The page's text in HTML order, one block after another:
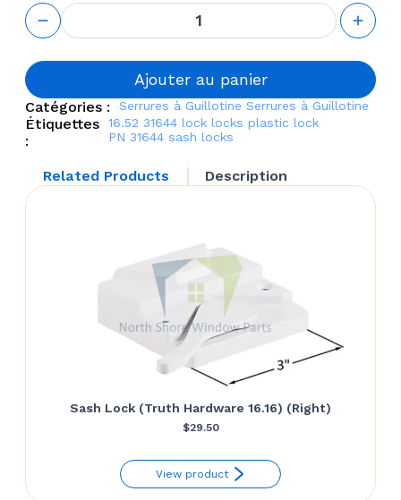
quantité de
Sash Lock
Replacement
Plastic Piece
Hardware
'Multigard'
40702)
Ajouter au panier
Catégories : Serrures à Guillotine Serrures à Guillotine
Étiquettes
:
16.52 31644 lock locks plastic lock
PN 31644 sash locks
Related Products Description
Sash Lock (Truth Hardware 16.16) (Right)
$29.50
View product